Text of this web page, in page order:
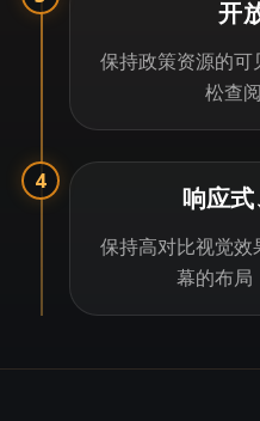
开
保持政策资源的
松查
4
响应
保持高对比视觉
幕的布局